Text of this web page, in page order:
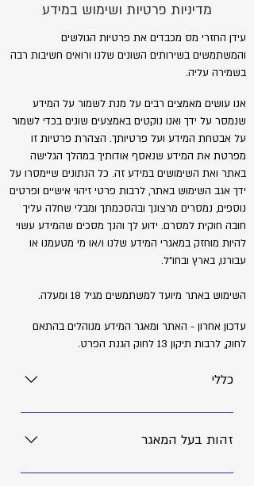
מדיניות פרטיות ושימוש במידע
עידן החזרי מס מכבדים את פרטיות הגולשים
והמשתמשים בשירותים השונים שלנו ורואים חשיבות רבה
בשמירה עליה.
אנו עושים מאמצים רבים על מנת לשמור על המידע
שנמסר על ידך ואנו נוקטים באמצעים שונים בכדי לשמור
על אבטחת המידע ועל פרטיותך. הצהרת פרטיות זו
מפרטת את המידע שנאסף אודותיך במהלך הגלישה
באתר ואת השימושים במידע זה. כל הנתונים שיימסרו על
ידך אגב השימוש באתר, לרבות פרטי זיהוי אישיים ופרטים
נוספים, נמסרים מרצונך ובהסכמתך ומבלי שחלה עליך
חובה חוקית למסרם. ידוע לך והנך מסכים שהמידע עשוי
להיות מוחזק במאגרי המידע שלנו ו/או מי מטעמנו או
עבורנו, בארץ ובחו"ל.
השימוש באתר מיועד למשתמשים מגיל 18 ומעלה.
עדכון אחרון - האתר ומאגר המידע מנוהלים בהתאם
לחוק, לרבות תיקון 13 לחוק הגנת הפרט.
כללי
מדיניות פרטיות זו ("המדיניות") נועדה להסביר
מהם נוהלי עידן החזרי מס - דנה גיגי (להלן:
באתר האינטרנט של idanmas.com (להלן:
זהות בעל המאגר
בעל מאגר המידע הינה: דנה גיגי עוסק מורשה: